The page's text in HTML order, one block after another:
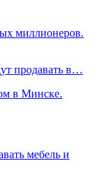
миллионеров.
продавать в…
в Минске.
мебель и